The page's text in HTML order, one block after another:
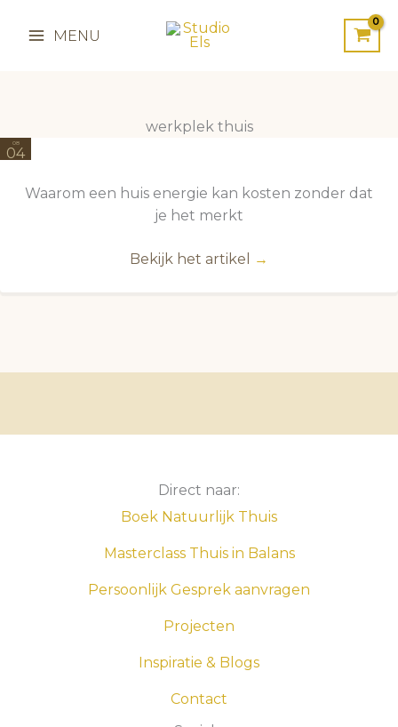
naar
MENU
werkplek thuis
08
04
Waarom een huis energie kan kosten zonder dat
je het merkt
Bekijk het artikel →
Direct naar:
Boek Natuurlijk Thuis
Masterclass Thuis in Balans
Persoonlijk Gesprek aanvragen
Projecten
Inspiratie & Blogs
Contact